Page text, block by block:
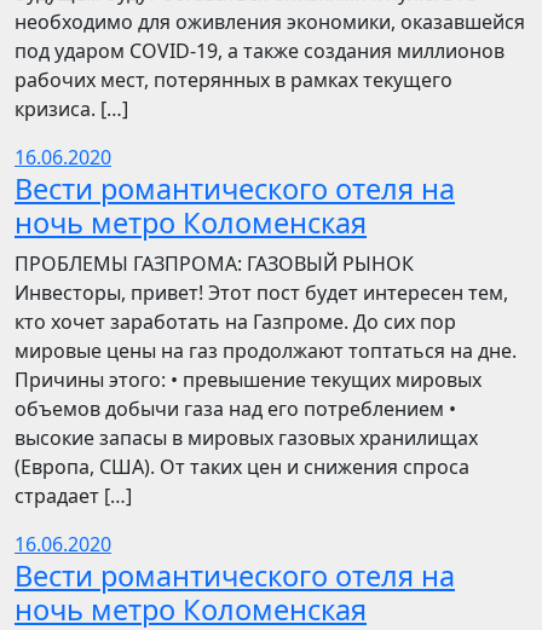
необходимо для оживления экономики, оказавшейся
под ударом COVID-19, а также создания миллионов
рабочих мест, потерянных в рамках текущего
кризиса. […]
16.06.2020
Вести романтического отеля на
ночь метро Коломенская
ПРОБЛЕМЫ ГАЗПРОМА: ГАЗОВЫЙ РЫНОК
Инвесторы, привет! Этот пост будет интересен тем,
кто хочет заработать на Газпроме. До сих пор
мировые цены на газ продолжают топтаться на дне.
Причины этого: • превышение текущих мировых
объемов добычи газа над его потреблением •
высокие запасы в мировых газовых хранилищах
(Европа, США). От таких цен и снижения спроса
страдает […]
16.06.2020
Вести романтического отеля на
ночь метро Коломенская